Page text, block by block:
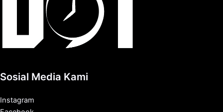
Sosial Media Kami
Instagram